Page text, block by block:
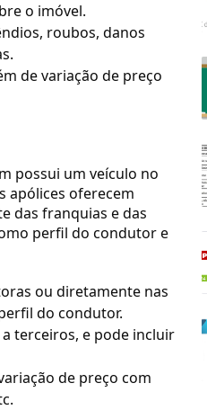
o imóvel.
roubos, danos
de variação de preço
possui um veículo no
apólices oferecem
das franquias e das
perfil do condutor e
ou diretamente nas
do condutor.
terceiros, e pode incluir
de preço com